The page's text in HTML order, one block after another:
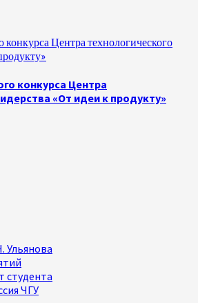
Центра технологического
конкурса Центра
«От идеи к продукту»
Ульянова
студента
ЧГУ